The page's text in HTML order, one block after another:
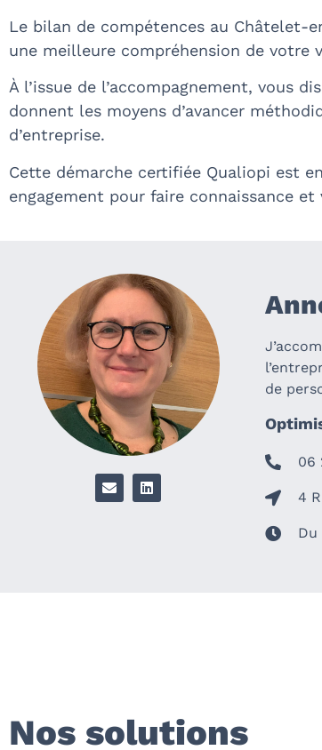
Le bilan de compétences au Châtelet-
une meilleure compréhension de votre
À l’issue de l’accompagnement, vous
donnent les moyens d’avancer
d’entreprise.
Cette démarche certifiée Qualiopi est
engagement pour faire connaissance
de
06
4
Du
Nos solutions